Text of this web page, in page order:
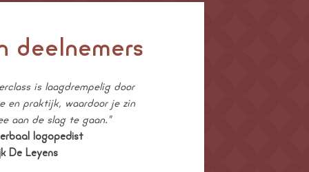
deelnemers
is laagdrempelig door
en praktijk, waardoor je zin
aan de slag te gaan."
logopedist
De Leyens